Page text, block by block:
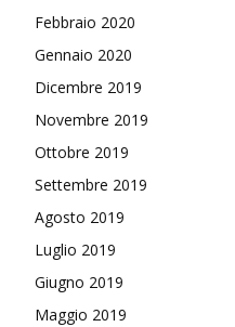
Febbraio 2020
Gennaio 2020
Dicembre 2019
Novembre 2019
Ottobre 2019
Settembre 2019
Agosto 2019
Luglio 2019
Giugno 2019
Maggio 2019